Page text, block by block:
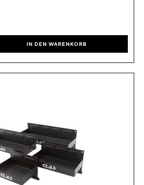
IN DEN WARENKORB